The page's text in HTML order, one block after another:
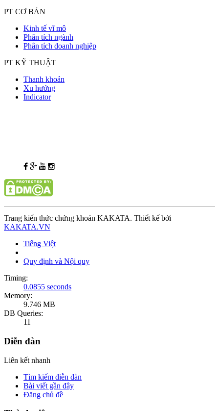
PT CƠ BẢN
Kinh tế vĩ mô
Phân tích ngành
Phân tích doanh nghiệp
PT KỸ THUẬT
Thanh khoản
Xu hướng
Indicator
Trang kiến thức chứng khoán KAKATA. Thiết kế bởi
KAKATA.VN
Tiếng Việt
Quy định và Nội quy
Timing:
0.0855 seconds
Memory:
9.746 MB
DB Queries:
11
Diễn đàn
Liên kết nhanh
Tìm kiếm diễn đàn
Bài viết gần đây
Đăng chủ đề